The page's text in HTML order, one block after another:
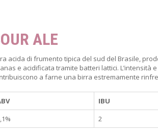
ALE
acida di frumento tipica del sud del Brasile,
e acidificata tramite batteri lattici. L’intensità
a farne una birra estremamente
IBU
2